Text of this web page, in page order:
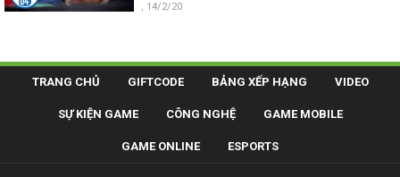
, 14/2/20
TRANG CHỦ GIFTCODE BẢNG XẾP HẠNG VIDEO
SỰ KIỆN GAME CÔNG NGHỆ GAME MOBILE
GAME ONLINE ESPORTS